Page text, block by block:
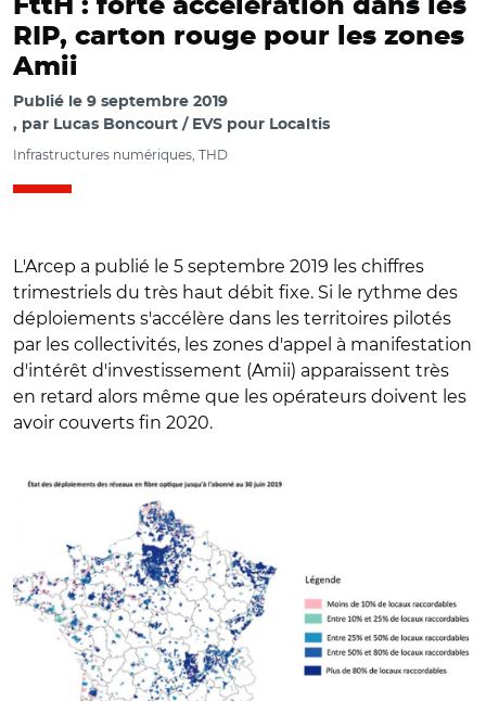
FttH : forte accélération dans les
RIP, carton rouge pour les zones
Amii
Publié le 9 septembre 2019
par Lucas Boncourt / EVS pour Localtis
Infrastructures numériques, THD
L'Arcep a publié le 5 septembre 2019 les chiffres
trimestriels du très haut débit fixe. Si le rythme des
déploiements s'accélère dans les territoires pilotés
par les collectivités, les zones d'appel à manifestation
d'intérêt d'investissement (Amii) apparaissent très
en retard alors même que les opérateurs doivent les
avoir couverts fin 2020.